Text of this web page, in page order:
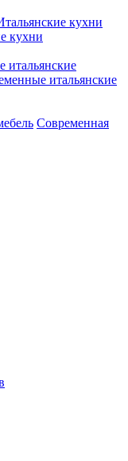
кухни
кухни
итальянские
итальянские
Современная